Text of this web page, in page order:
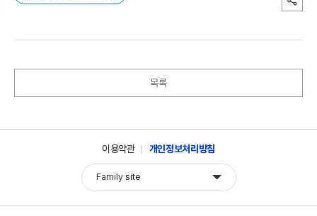
목록
이용약관 개인정보처리방침
Family site